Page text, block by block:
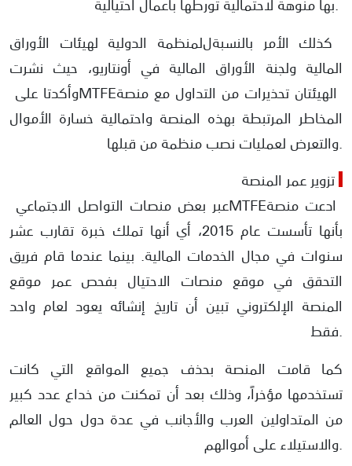
للمنظمة الدولية لهيئات الأوراق
المالية ولجنة الأوراق المالية في أونتاريو، حيث نشرت
MTFE
المخاطر المرتبطة بهذه المنصة واحتمالية خسارة الأموال
والتعرض لعمليات نصب منظمة من قبلها.
تزوير عمر المنصة
MTFE
بأنها تأسست عام 2015، أي أنها تملك خبرة تقارب عشر
سنوات في مجال الخدمات المالية. بينما عندما قام فريق
التحقق في موقع منصات الاحتيال بفحص عمر موقع
المنصة الإلكتروني تبين أن تاريخ إنشائه يعود لعام واحد
فقط.
كما قامت المنصة بحذف جميع المواقع التي كانت
تستخدمها مؤخراً، وذلك بعد أن تمكنت من خداع عدد كبير
من المتداولين العرب والأجانب في عدة دول حول العالم
والاستيلاء على أموالهم.